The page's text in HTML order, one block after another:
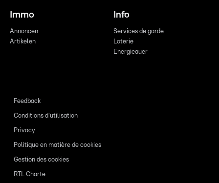
Immo
Annoncen
Artikelen
Info
Services de garde
Loterie
Energieauer
Feedback
Conditions d'utilisation
Privacy
Politique en matière de cookies
Gestion des cookies
RTL Charte